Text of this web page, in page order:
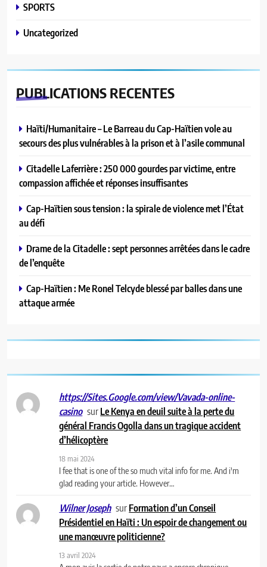
SPORTS
Uncategorized
PUBLICATIONS RECENTES
Haïti/Humanitaire – Le Barreau du Cap-Haïtien vole au
secours des plus vulnérables à la prison et à l’asile communal
Citadelle Laferrière : 250 000 gourdes par victime, entre
compassion affichée et réponses insuffisantes
Cap-Haïtien sous tension : la spirale de violence met l’État
au défi
Drame de la Citadelle : sept personnes arrêtées dans le cadre
de l’enquête
Cap-Haïtien : Me Ronel Telcyde blessé par balles dans une
attaque armée
https://Sites.Google.com/view/Vavada-online-
casino surLe Kenya en deuil suite à la perte du
général Francis Ogolla dans un tragique accident
d’hélicoptère
18 mai 2024
I fee that is one of the so much vital info for me. And i'm
glad reading your article. However…
Wilner Joseph surFormation d’un Conseil
Présidentiel en Haïti : Un espoir de changement ou
une manœuvre politicienne?
13 avril 2024